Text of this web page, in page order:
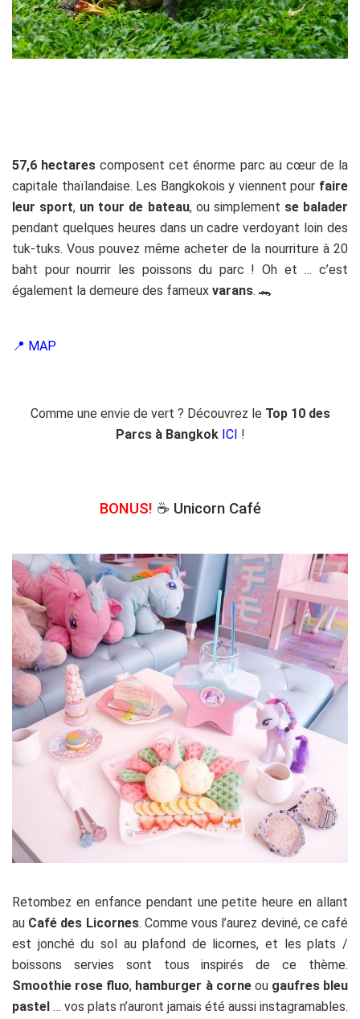
57,6 hectares composent cet énorme parc au cœur de la
capitale thaïlandaise. Les Bangkokois y viennent pour faire
leur sport, un tour de bateau, ou simplement se balader
pendant quelques heures dans un cadre verdoyant loin des
tuk-tuks. Vous pouvez même acheter de la nourriture à 20
baht pour nourrir les poissons du parc ! Oh et … c’est
également la demeure des fameux varans. 🐊
📍 MAP
Comme une envie de vert ? Découvrez le Top 10 des
Parcs à Bangkok ICI !
BONUS! ☕ Unicorn Café
Retombez en enfance pendant une petite heure en allant
au Café des Licornes. Comme vous l’aurez deviné, ce café
est jonché du sol au plafond de licornes, et les plats /
boissons servies sont tous inspirés de ce thème.
Smoothie rose fluo, hamburger à corneou gaufres bleu
pastel … vos plats n’auront jamais été aussi instagramables.